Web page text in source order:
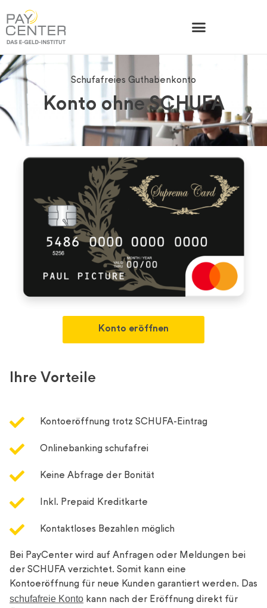
Schufafreies Guthabenkonto
Konto ohne SCHUFA
Ihre Vorteile
Kontoeröffnung trotz SCHUFA-Eintrag
Onlinebanking schufafrei
Keine Abfrage der Bonität
Inkl. Prepaid Kreditkarte
Kontaktloses Bezahlen möglich
Bei PayCenter wird auf Anfragen oder Meldungen bei
der SCHUFA verzichtet. Somit kann eine
Kontoeröffnung für neue Kunden garantiert werden. Das
schufafreie Konto kann nach der Eröffnung direkt für
Konto eröffnen